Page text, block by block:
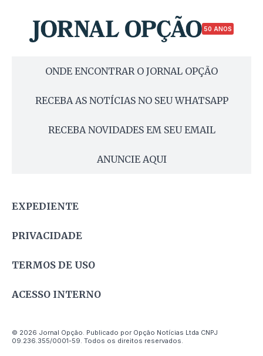
50 ANOS
ONDE ENCONTRAR O JORNAL OPÇÃO
RECEBA AS NOTÍCIAS NO SEU WHATSAPP
RECEBA NOVIDADES EM SEU EMAIL
ANUNCIE AQUI
EXPEDIENTE
PRIVACIDADE
TERMOS DE USO
ACESSO INTERNO
© 2026 Jornal Opção. Publicado por Opção Notícias Ltda CNPJ
09.236.355/0001-59. Todos os direitos reservados.